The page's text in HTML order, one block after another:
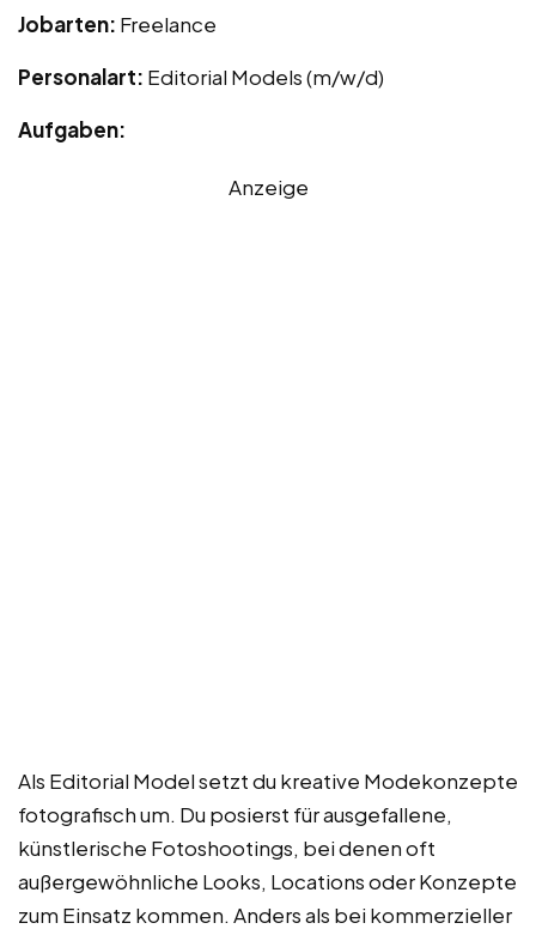
Jobarten: Freelance
Personalart: Editorial Models (m/w/d)
Aufgaben:
Anzeige
Als Editorial Model setzt du kreative Modekonzepte
fotografisch um. Du posierst für ausgefallene,
künstlerische Fotoshootings, bei denen oft
außergewöhnliche Looks, Locations oder Konzepte
zum Einsatz kommen. Anders als bei kommerzieller